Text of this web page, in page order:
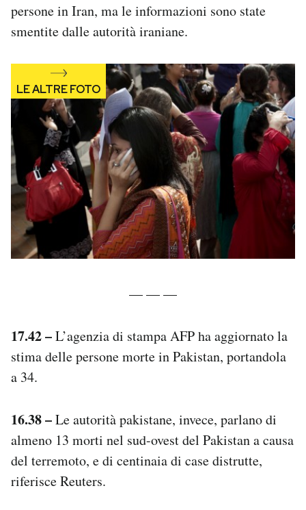
Hai bisogno di aiuto?
Esci
persone in Iran, ma le informazioni sono state
smentite dalle autorità iraniane.
— — —
17.42 –L’agenzia di stampa AFP ha aggiornato la
stima delle persone morte in Pakistan, portandola
a 34.
16.38 –Le autorità pakistane, invece, parlano di
almeno 13 morti nel sud-ovest del Pakistan a causa
del terremoto, e di centinaia di case distrutte,
riferisce Reuters.